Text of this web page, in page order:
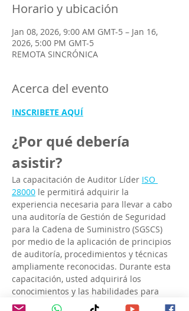
Horario y ubicación
Jan 08, 2026, 9:00 AM GMT-5 – Jan 16,
2026, 5:00 PM GMT-5
REMOTA SINCRÓNICA
Acerca del evento
INSCRIBETE AQUÍ
¿Por qué debería
asistir?
La capacitación de Auditor Líder ISO
28000 le permitirá adquirir la
experiencia necesaria para llevar a cabo
una auditoría de Gestión de Seguridad
para la Cadena de Suministro (SGSCS)
por medio de la aplicación de principios
de auditoría, procedimientos y técnicas
ampliamente reconocidas. Durante esta
capacitación, usted adquirirá los
conocimientos y las habilidades para
llevar acabo auditorías internas y